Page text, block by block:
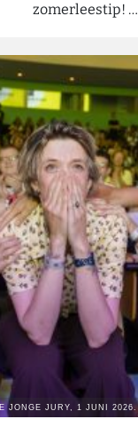
zomerleestip! …